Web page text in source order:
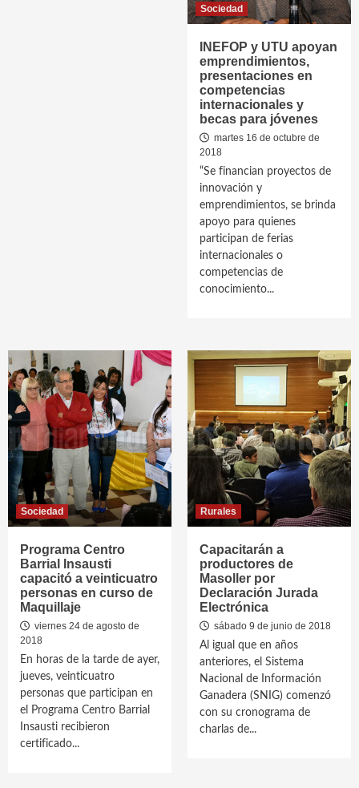
Sociedad
INEFOP y UTU apoyan
emprendimientos,
presentaciones en
competencias
internacionales y
becas para jóvenes
martes 16 de octubre de
2018
“Se financian proyectos de
innovación y
emprendimientos, se brinda
apoyo para quienes
participan de ferias
internacionales o
competencias de
conocimiento...
Sociedad
Programa Centro
Barrial Insausti
capacitó a veinticuatro
personas en curso de
Maquillaje
viernes 24 de agosto de
2018
En horas de la tarde de ayer,
jueves, veinticuatro
personas que participan en
el Programa Centro Barrial
Insausti recibieron
certificado...
Rurales
Capacitarán a
productores de
Masoller por
Declaración Jurada
Electrónica
sábado 9 de junio de 2018
Al igual que en años
anteriores, el Sistema
Nacional de Información
Ganadera (SNIG) comenzó
con su cronograma de
charlas de...